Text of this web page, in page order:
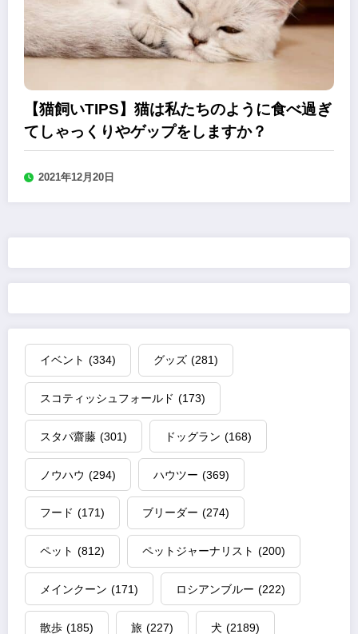
【猫飼いTIPS】猫は私たちのように食べ過ぎ
てしゃっくりやゲップをしますか？
2021年12月20日
イベント (334) グッズ (281)
スコティッシュフォールド (173)
スタパ齋藤 (301) ドッグラン (168)
ノウハウ (294) ハウツー (369)
フード (171) ブリーダー (274)
ペット (812) ペットジャーナリスト (200)
メインクーン (171) ロシアンブルー (222)
散歩 (185) 旅 (227) 犬 (2189)